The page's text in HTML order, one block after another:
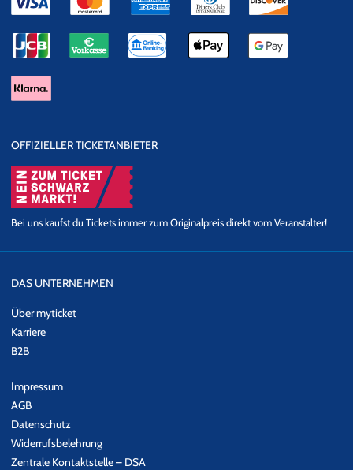
OFFIZIELLER TICKETANBIETER
Bei uns kaufst du Tickets immer zum Originalpreis direkt vom Veranstalter!
DAS UNTERNEHMEN
Über myticket
Karriere
B2B
Impressum
AGB
Datenschutz
Widerrufsbelehrung
Zentrale Kontaktstelle – DSA